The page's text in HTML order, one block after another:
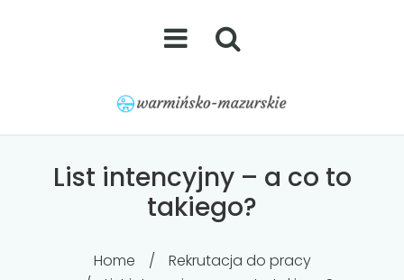
List intencyjny – a co to
takiego?
Home /
Rekrutacja do pracy